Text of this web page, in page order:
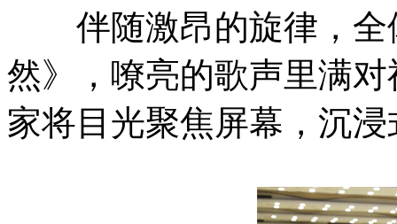
伴随激昂的旋律，全
然》，嘹亮的歌声里满
家将目光聚焦屏幕，沉